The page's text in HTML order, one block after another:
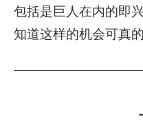
包括是巨人在内的即
知道这样的机会可真的